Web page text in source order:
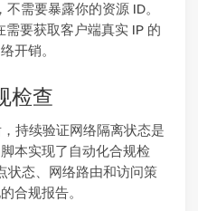
需要暴露你的资源 ID。
需要获取客户端真实 IP 的
开销。
检查
持续验证网络隔离状态是
本实现了自动化合规检
状态、网络路由和访问策
合规报告。